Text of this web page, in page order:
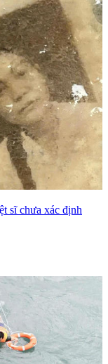
sĩ chưa xác định